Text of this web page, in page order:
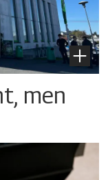
men